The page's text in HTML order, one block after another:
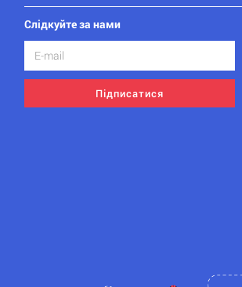
Слідкуйте за нами
Підписатися